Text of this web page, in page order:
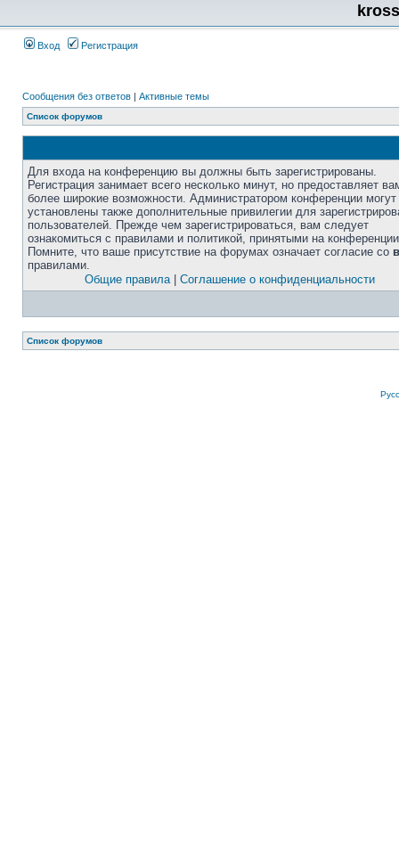
Вход Регистрация
Сообщения без ответов | Активные темы
Список форумов
Для входа на конференцию вы должны быть зарегистрированы.
Регистрация занимает всего несколько минут, но предоставляет
более широкие возможности. Администратором конференции
установлены также дополнительные привилегии для
пользователей. Прежде чем зарегистрироваться, вам следует
ознакомиться с правилами и политикой, принятыми на
Помните, что ваше присутствие на форумах означает согласие со
правилами.
Общие правила| Соглашение о конфиденциальности
Список форумов